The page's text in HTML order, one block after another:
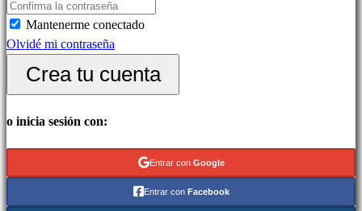
Juegos
de
puzles
Juegos
de
Demos
Comunidad
Mantenerme conectado
Olvidé mi contraseña
Crea tu cuenta
o inicia sesión con:
Entrar con Google
Entrar con Facebook